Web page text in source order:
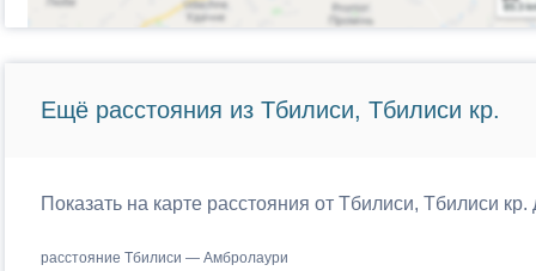
Ещё расстояния из Тбилиси, Тбилиси кр.
Показать на карте расстояния от Тбилиси, Тбилиси
расстояние Тбилиси — Амбролаури